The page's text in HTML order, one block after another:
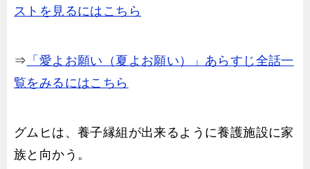
ストを見るにはこちら
⇒ 「愛よお願い（夏よお願い）」あらすじ全話一
覧をみるにはこちら
グムヒは、養子縁組が出来るように養護施設に家
族と向かう。